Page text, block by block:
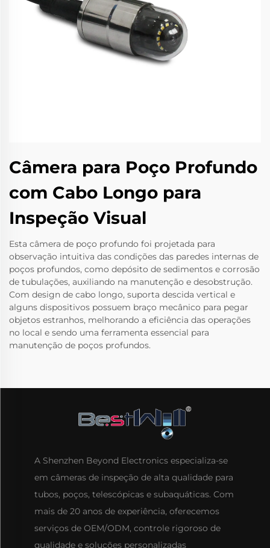
Câmera para Poço Profundo
com Cabo Longo para
Inspeção Visual
Esta câmera de poço profundo foi projetada para
observação intuitiva das condições das paredes internas de
poços profundos, como depósito de sedimentos e corrosão
de tubulações, auxiliando na manutenção e desobstrução.
Com design de cabo longo, suporta descida vertical e
alguns dispositivos possuem braço mecânico para pegar
objetos estranhos, melhorando a eficiência das operações
no local e sendo uma ferramenta essencial para
manutenção de poços profundos.
A Shenzhen Beyond Electronics especializa-se
em câmeras de inspeção de alta qualidade para
tubos, poços, telescópicas e subaquáticas. Com
mais de 20 anos de experiência, oferecemos
serviços de OEM/ODM, controle rigoroso de
qualidade e soluções personalizadas